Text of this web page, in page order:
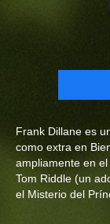
Frank Dillane es
como extra en
ampliamente en
Tom Riddle (un
el Misterio del